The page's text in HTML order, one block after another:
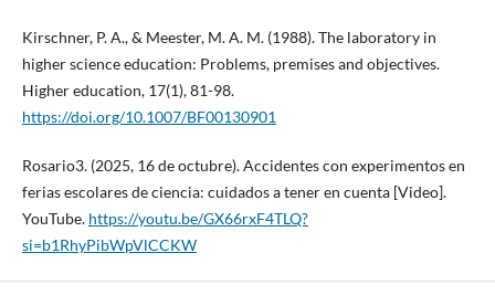
Kirschner, P. A., & Meester, M. A. M. (1988). The laboratory in
higher science education: Problems, premises and objectives.
Higher education, 17(1), 81-98.
https://doi.org/10.1007/BF00130901
Rosario3. (2025, 16 de octubre). Accidentes con experimentos en
ferias escolares de ciencia: cuidados a tener en cuenta [Video].
YouTube. https://youtu.be/GX66rxF4TLQ?
si=b1RhyPibWpVlCCKW